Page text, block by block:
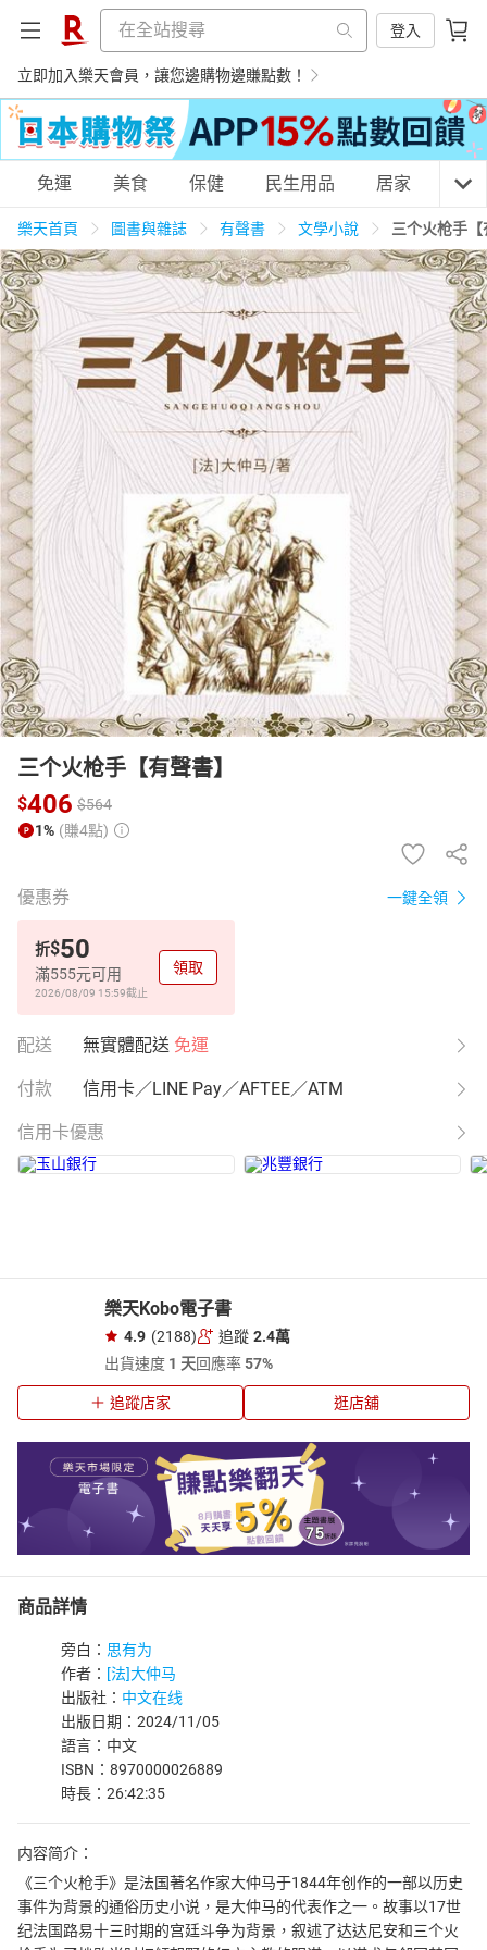
登入
立即加入樂天會員，讓您邊購物邊賺點數！
購物網分類
天天免運 美食蛋糕 養生保健 民生用品
居家生活 3C家電 運動休閒 親子玩具
女裝 男裝 化妝保養 情趣用品
日本購物 電子/紙本書
HOT
免運 美食 保健 民生用品 居家 3C
樂天首頁 圖書與雜誌 有聲書 文學小說 三个火枪手【
三个火枪手【有聲書】
$406 $564
1% (賺4點)
優惠券 一鍵全領
折$50
滿555元可用
2026/08/09 15:59截止
領取
配送 無實體配送 免運
付款 信用卡／LINE Pay／AFTEE／ATM
信用卡優惠
樂天Kobo電子書
4.9 (2188) 追蹤 2.4萬
出貨速度 1 天回應率57%
追蹤店家 逛店舖
商品詳情
旁白： 思有为
作者： [法]大仲马
出版社： 中文在线
出版日期：2024/11/05
語言：中文
ISBN：8970000026889
時長：26:42:35
内容简介：
《三个火枪手》是法国著名作家大仲马于1844年创作的一部以历史
事件为背景的通俗历史小说，是大仲马的代表作之一。故事以17世
纪法国路易十三时期的宫廷斗争为背景，叙述了达达尼安和三个火